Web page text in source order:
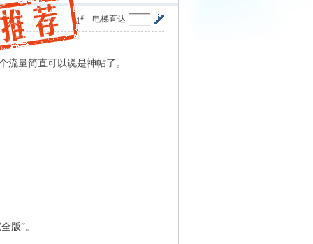
电梯直达
1#
流量简直可以说是神帖了。
版”。